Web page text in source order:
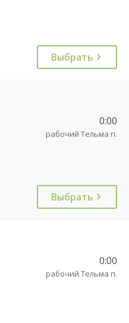
Выбрать
0:00
рабочий Тельма п.
Выбрать
0:00
рабочий Тельма п.